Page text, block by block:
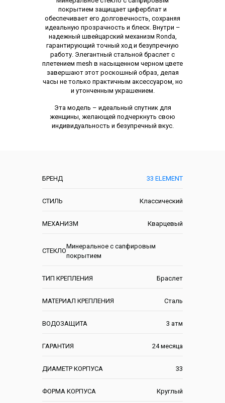
БРЕНД 33 ELEMENT
СТИЛЬ Классический
МЕХАНИЗМ Кварцевый
СТЕКЛО
Минеральное с сапфировым
покрытием
ТИП КРЕПЛЕНИЯ Браслет
МАТЕРИАЛ КРЕПЛЕНИЯ Сталь
ВОДОЗАЩИТА 3 атм
ГАРАНТИЯ 24 месяца
ДИАМЕТР КОРПУСА 33
ФОРМА КОРПУСА Круглый
покрытием защищает циферблат и
обеспечивает его долговечность, сохраняя
идеальную прозрачность и блеск. Внутри –
надежный швейцарский механизм Ronda,
гарантирующий точный ход и безупречную
работу. Элегантный стальной браслет с
плетением mesh в насыщенном черном цвете
завершают этот роскошный образ, делая
часы не только практичным аксессуаром, но
и утонченным украшением.
Эта модель – идеальный спутник для
женщины, желающей подчеркнуть свою
индивидуальность и безупречный вкус.